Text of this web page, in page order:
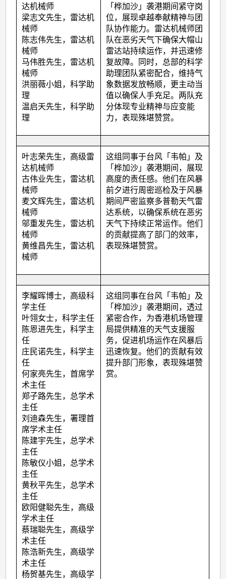
达机械师
梁志文先生，雷达机
械师
陈志伟先生，雷达机
械师
马伟胜先生，雷达机
械师
洪丽薇小姐，科学助
理
温启天先生，科学助
理
「桦加沙」袭港期间紧守岗
位，展现卓越奉献精神与团
队协作能力。雷达机械师团
队在恶劣天气下确保大帽山
雷达站持续运作，并迅速修
复故障。同时，总部的科学
助理团队紧密配合，维持气
象数据发放畅顺，更主动当
值以确保人手充足。两队充
分体现专业精神与应变能
力，表现殊堪赞赏。
叶志荣先生，高级雷
达机械师
古伟业先生，雷达机
械师
麦文辉先生，雷达机
械师
邬重发先生，雷达机
械师
黄维昌先生，雷达机
械师
这组同事于台风「韦帕」及
「桦加沙」袭港期间，展现
高度的责任感。他们在风暴
前夕进行周密巡检及于风暴
期间严密监察多普勒天气雷
达系统，以确保系统在恶劣
天气下持续正常运作。他们
的贡献提高了部门的效率，
表现殊堪赞赏。
李耀晖博士，高级科
学主任
叶翎女士，科学主任
陈恩进先生，科学主
任
庄民诺先生，科学主
任
何家亮先生，首席学
术主任
郑子路先生，总学术
主任
刘迪森先生，署理首
席学术主任
陈建宇先生，总学术
主任
陈敏仪小姐，总学术
主任
黄秋平先生，总学术
主任
欧阳健聪先生，高级
学术主任
蔡瑞聪先生，高级学
术主任
陈浩新先生，高级学
术主任
杨贺基先生，高级学
这组同事在台风「韦帕」及
「桦加沙」袭港期间，透过
紧密合作，为香港机场管理
局提供精准的天气支援服
务，促进机场运作在风暴后
迅速恢复。他们的贡献有效
提升部门形象，表现殊堪赞
赏。